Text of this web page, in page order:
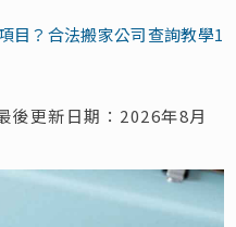
目？合法搬家公司查詢教學1
後更新日期：2026年8月